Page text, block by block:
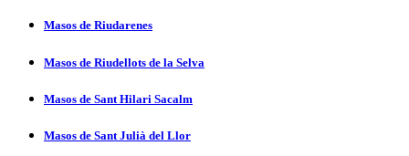
Masos de Riudarenes
Masos de Riudellots de la Selva
Masos de Sant Hilari Sacalm
Masos de Sant Julià del Llor